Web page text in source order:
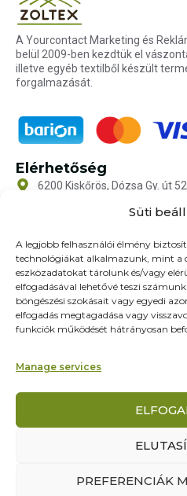
Süti
A legjobb felhasználói élmény
technológiákat alkalmazunk, mint a
eszközadatokat tárolunk és/vagy
elfogadásával lehetővé teszi
böngészési szokásait vagy egyedi
elfogadás megtagadása vagy
funkciók működését hátrányosan
Manage services
PREFERENCIÁK
A Yourcontact Marketing és
belül 2009-ben kezdtük el
illetve egyéb textilből készült
forgalmazását.
Elérhetőség
6200 Kiskőrös, Dózsa Gy. út 52.
Nyitvatartás
Hétfő-Péntek: 9:00-17:00
SZ–V: ZÁRVA
Oldalak
Rólunk
Kapcsolat